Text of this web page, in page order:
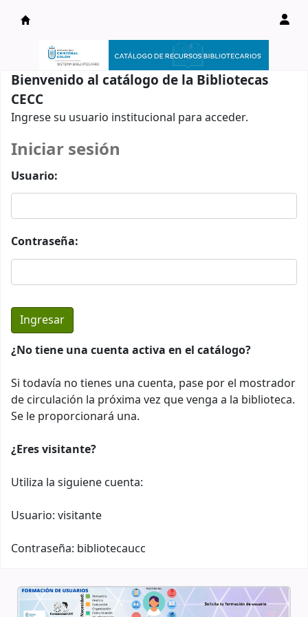
Catálogo en línea
Bienvenido al catálogo de la Bibliotecas
CECC
Ingrese su usuario institucional para acceder.
Iniciar sesión
Usuario:
Contraseña:
¿No tiene una cuenta activa en el catálogo?
Si todavía no tienes una cuenta, pase por el mostrador
de circulación la próxima vez que venga a la biblioteca.
Se le proporcionará una.
¿Eres visitante?
Utiliza la siguiene cuenta:
Usuario: visitante
Contraseña: bibliotecaucc